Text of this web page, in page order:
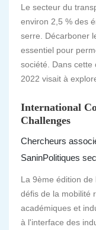
Le secteur du
environ 2,5 % des
serre. Décarboner
essentiel pour
société. Dans cette
2022 visait à
International
Challenges
Chercheurs
SaninPolitiques
La 9ème édition
défis de la mobilité
académiques et
à l'interface des